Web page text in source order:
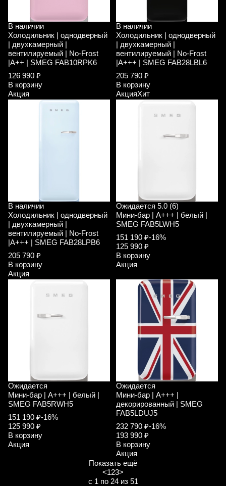
В наличии
Холодильник | однодверный
| двухкамерный |
вентилируемый | No-Frost
|A++ | SMEG FAB10RPK6
126 990 ₽
В корзину
Акция
В наличии
Холодильник | однодверный
| двухкамерный |
вентилируемый | No-Frost
|A+++ | SMEG FAB28LBL6
205 790 ₽
В корзину
АкцияХит
В наличии
Холодильник | однодверный
| двухкамерный |
вентилируемый | No-Frost
|A+++ | SMEG FAB28LPB6
205 790 ₽
В корзину
Акция
Ожидается 5.0 (6)
Мини-бар | A+++ | белый |
SMEG FAB5LWH5
151 190 ₽-16%
125 990 ₽
В корзину
Акция
Ожидается
Мини-бар | A+++ | белый |
SMEG FAB5RWH5
151 190 ₽-16%
125 990 ₽
В корзину
Акция
Ожидается
Мини-бар | A+++ |
декорированный | SMEG
FAB5LDUJ5
232 790 ₽-16%
193 990 ₽
В корзину
Акция
Показать ещё
<123>
с 1 по 24 из 51